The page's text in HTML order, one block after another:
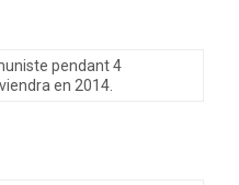
pendant 4
en 2014.